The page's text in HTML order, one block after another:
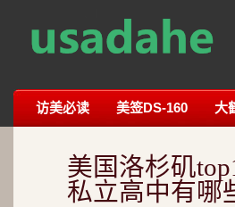
访美必读 美签DS-160 大
美国洛杉矶
私立高中有哪